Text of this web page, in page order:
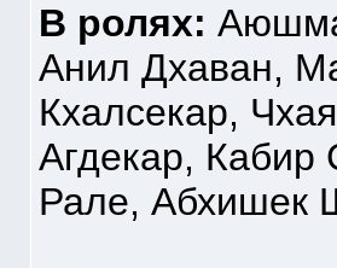
В ролях:
Анил Дхаван,
Кхалсекар,
Агдекар,
Рале, Абхишек